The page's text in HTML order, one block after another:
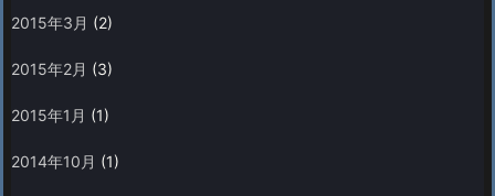
2015年3月 (2)
2015年2月 (3)
2015年1月 (1)
2014年10月 (1)